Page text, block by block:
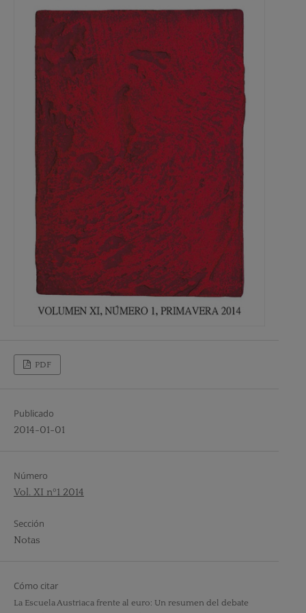
PDF
Publicado
2014-01-01
Número
Vol. XI nº1 2014
Sección
Notas
Cómo citar
La Escuela Austriaca frente al euro: Un resumen del debate